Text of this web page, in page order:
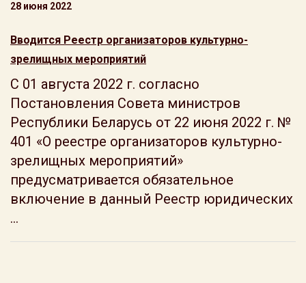
28 июня 2022
Вводится Реестр организаторов культурно-
зрелищных мероприятий
С 01 августа 2022 г. согласно
Постановления Совета министров
Республики Беларусь от 22 июня 2022 г. №
401 «О реестре организаторов культурно-
зрелищных мероприятий»
предусматривается обязательное
включение в данный Реестр юридических
...